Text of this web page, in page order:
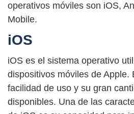
operativos móviles son iOS,
Mobile.
iOS
iOS es el sistema operativo
dispositivos móviles de Apple.
facilidad de uso y su gran
disponibles. Una de las